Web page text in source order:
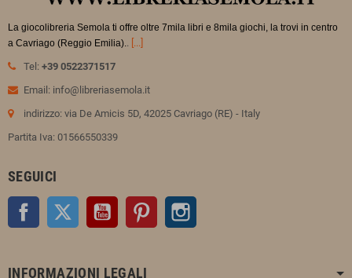
La giocolibreria Semola ti offre oltre 7mila libri e 8mila giochi, la trovi in centro
a Cavriago (Reggio Emilia). . [...]
Tel: +39 0522371517
Email: info@libreriasemola.it
indirizzo: via De Amicis 5D, 42025 Cavriago (RE) - Italy
Partita Iva: 01566550339
SEGUICI
Facebook Twitter YouTube Pinterest
INFORMAZIONI LEGALI